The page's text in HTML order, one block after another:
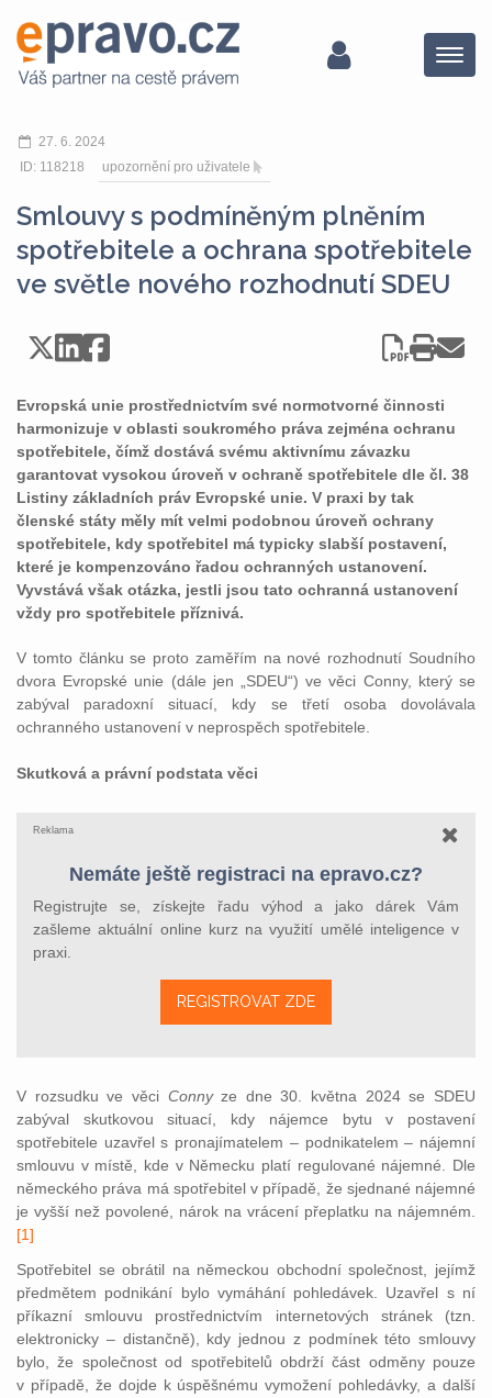
Menu
27. 6. 2024
ID: 118218
upozornění pro uživatele
Smlouvy s podmíněným plněním
spotřebitele a ochrana spotřebitele
ve světle nového rozhodnutí SDEU
Evropská unie prostřednictvím své normotvorné činnosti
harmonizuje v oblasti soukromého práva zejména ochranu
spotřebitele, čímž dostává svému aktivnímu závazku
garantovat vysokou úroveň v ochraně spotřebitele dle čl. 38
Listiny základních práv Evropské unie. V praxi by tak
členské státy měly mít velmi podobnou úroveň ochrany
spotřebitele, kdy spotřebitel má typicky slabší postavení,
které je kompenzováno řadou ochranných ustanovení.
Vyvstává však otázka, jestli jsou tato ochranná ustanovení
vždy pro spotřebitele příznivá.
V tomto článku se proto zaměřím na nové rozhodnutí Soudního
dvora Evropské unie (dále jen „SDEU“) ve věci Conny, který se
zabýval paradoxní situací, kdy se třetí osoba dovolávala
ochranného ustanovení v neprospěch spotřebitele.
Skutková a právní podstata věci
Reklama
Nemáte ještě registraci na epravo.cz?
Registrujte se, získejte řadu výhod a jako dárek Vám
zašleme aktuální online kurz na využití umělé inteligence v
praxi.
REGISTROVAT ZDE
V rozsudku ve věci Connyze dne 30. května 2024 se SDEU
zabýval skutkovou situací, kdy nájemce bytu v postavení
spotřebitele uzavřel s pronajímatelem – podnikatelem – nájemní
smlouvu v místě, kde v Německu platí regulované nájemné. Dle
německého práva má spotřebitel v případě, že sjednané nájemné
je vyšší než povolené, nárok na vrácení přeplatku na nájemném.
[1]
Spotřebitel se obrátil na německou obchodní společnost, jejímž
předmětem podnikání bylo vymáhání pohledávek. Uzavřel s ní
příkazní smlouvu prostřednictvím internetových stránek (tzn.
elektronicky – distančně), kdy jednou z podmínek této smlouvy
bylo, že společnost od spotřebitelů obdrží část odměny pouze
v případě, že dojde k úspěšnému vymožení pohledávky, a další